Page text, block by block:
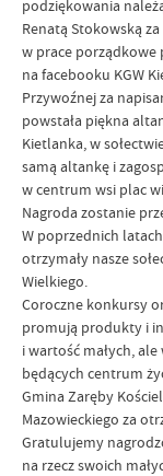
podziękowania
Renatą Stokowską
w prace porządkowe
na facebooku KGW
Przywoźnej za
powstała piękna
Kietlanka, w
samą altankę i
w centrum wsi plac
Nagroda zostanie
W poprzednich
otrzymały nasze
Wielkiego.
Coroczne konkursy
promują produkty i
i wartość małych,
będących centrum
Gmina Zaręby
Mazowieckiego za
Gratulujemy
na rzecz swoich